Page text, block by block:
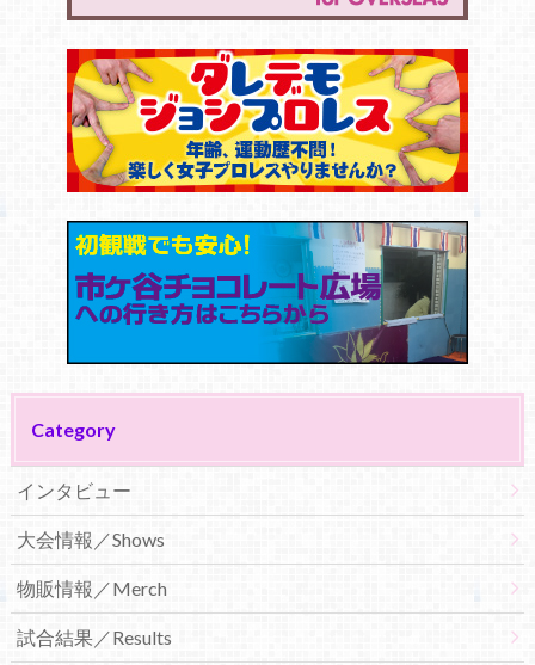
Category
インタビュー
大会情報／Shows
物販情報／Merch
試合結果／Results